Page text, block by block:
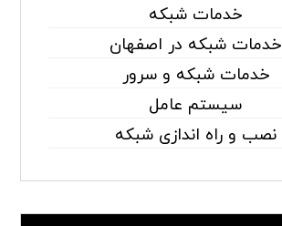
خدمات شبکه
خدمات شبکه در اصفهان
خدمات شبکه و سرور
سیستم عامل
نصب و راه اندازی شبکه